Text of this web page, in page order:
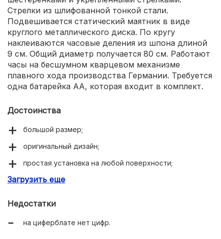
Стрелки из шлифованной тонкой стали.
Подвешивается статический маятник в виде
круглого металлического диска. По кругу
наклеиваются часовые деления из шпона длиной
9 см. Общий диаметр получается 80 см. Работают
часы на бесшумном кварцевом механизме
плавного хода производства Германии. Требуется
одна батарейка АА, которая входит в комплект.
Достоинства
большой размер;
оригинальный дизайн;
простая установка на любой поверхности;
надежный немецкий часовой механизм;
Загрузить еще
Недостатки
на циферблате нет цифр.